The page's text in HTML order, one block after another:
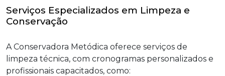
Serviços Especializados em Limpeza e
Conservação
A Conservadora Metódica oferece serviços de
limpeza técnica, com cronogramas personalizados e
profissionais capacitados, como: